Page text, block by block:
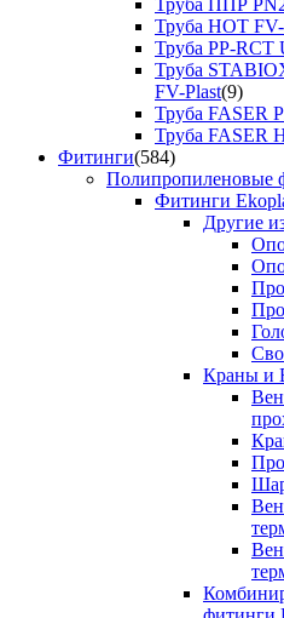
Труба ППР
Труба HOT
Труба PP-RCT
Труба
FV-Plast(9)
Труба FASER
Труба FASER
Фитинги(584)
Полипропиленовые
Фитинги
Другие
Краны и